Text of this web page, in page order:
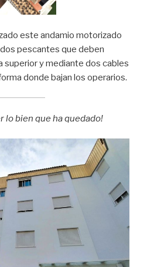
este andamio motorizado
pescantes que deben
superior y mediante dos cables
donde bajan los operarios.
lo bien que ha quedado!